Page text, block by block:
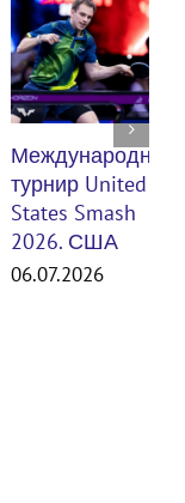
Международный
турнир United
States Smash
2026. США
06.07.2026